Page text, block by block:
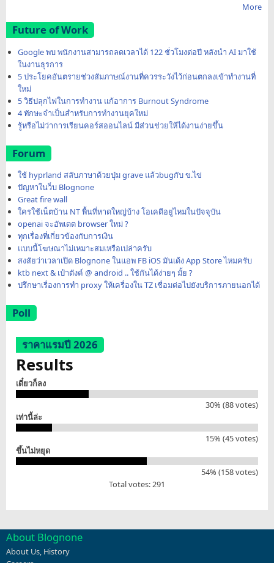
More
Future of Work
Google พบ พนักงานสามารถลดเวลาได้ 122 ชั่วโมงต่อปี หลังนำ AI มาใช้
ในงานธุรการ
5 ประโยคอันตรายช่วงสัมภาษณ์งานที่ควรระวังไว้ก่อนตกลงเข้าทำงานที่
ใหม่
5 วิธีปลุกไฟในการทำงาน แก้อาการ Burnout Syndrome
4 ทักษะจำเป็นสำหรับการทำงานยุคใหม่
รู้หรือไม่ว่าการเรียนคอร์สออนไลน์ มีส่วนช่วยให้ได้งานง่ายขึ้น
Forum
ใช้ hyprland สลับภาษาด้วยปุ่ม grave แล้วbugกับ ข.ไข่
ปัญหาในว็บ Blognone
Great fire wall
ใครใช้เน็ตบ้าน NT พื้นที่หาดใหญ่บ้าง โอเคดีอยู่ไหมในปัจจุบัน
openai จะอัพเดต browser ใหม่ ?
ทุกเรื่องที่เกี่ยวข้องกับการเงิน
แบบนี้โฆษณาไม่เหมาะสมเหรือเปล่าครับ
สงสัยว่าเวลาเปิด Blognone ในแอพ FB iOS มันเด้ง App Store ไหมครับ
ktb next & เป๋าตังค์ @ android .. ใช้กันได้ง่ายๆ มั้ย ?
ปรึกษาเรื่องการทำ proxy ให้เครื่องใน TZ เชื่อมต่อไปยังบริการภายนอกได้
Poll
ราคาแรมปี 2026
Results
เดี๋ยวก็ลง
30% (88 votes)
เท่านี้ล่ะ
15% (45 votes)
ขึ้นไม่หยุด
54% (158 votes)
Total votes: 291
About Blognone
About Us History